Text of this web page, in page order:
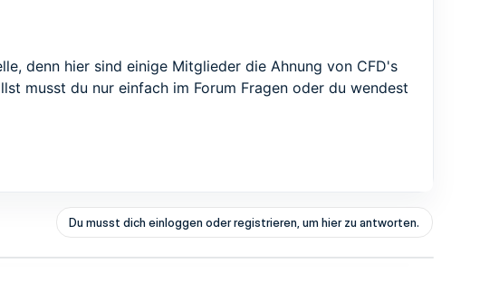
denn hier sind einige Mitglieder die Ahnung von CFD's
musst du nur einfach im Forum Fragen oder du wendest
Du musst dich einloggen oder registrieren, um hier zu antworten.